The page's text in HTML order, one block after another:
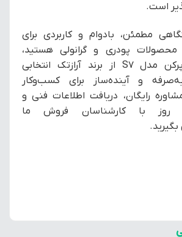
است.
مطمئن، بادوام و کاربردی برای
محصولات پودری و گرانولی هستید،
دستگاه ساشه پرکن مدل S7 از برند آرازتک انتخابی
و آینده‌ساز برای کسب‌وکار
رایگان، دریافت اطلاعات فنی و
روز با کارشناسان فروش ما